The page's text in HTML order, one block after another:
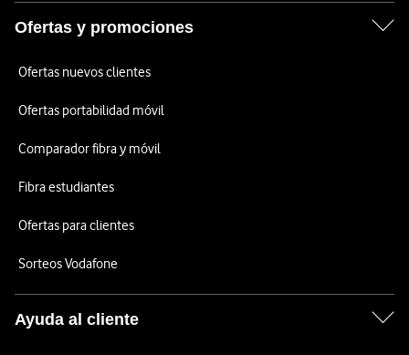
Ofertas y promociones
Ofertas nuevos clientes
Ofertas portabilidad móvil
Comparador fibra y móvil
Fibra estudiantes
Ofertas para clientes
Sorteos Vodafone
Ayuda al cliente